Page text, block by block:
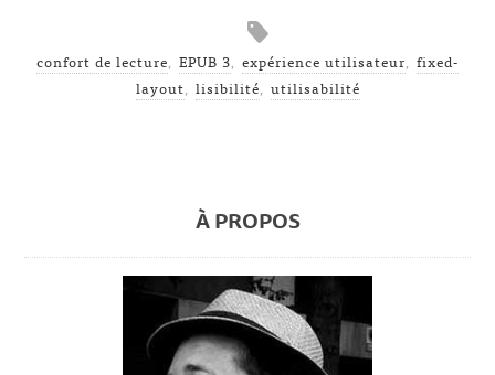
confort de lecture, EPUB 3, expérience utilisateur, fixed-
layout, lisibilité, utilisabilité
À PROPOS